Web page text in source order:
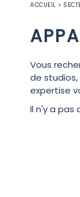
ACCUEIL >
Vous
de
expertise
Il n'y a pas